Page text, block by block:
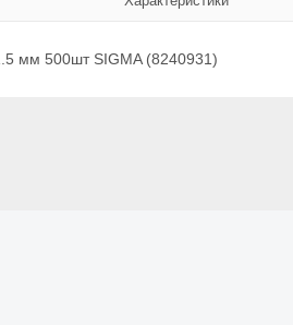
мм 500шт SIGMA (8240931)